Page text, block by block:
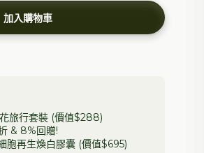
加入購物車
旅行套裝 (價值$288)
& 8%回贈!
胞再生煥白膠囊 (價值$695)